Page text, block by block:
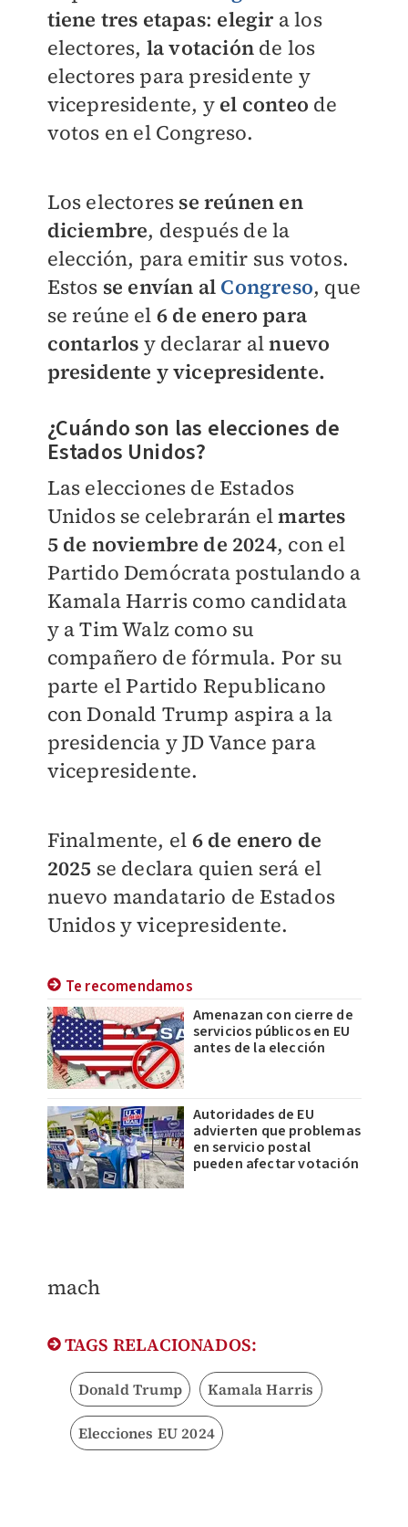
tiene tres etapas: elegira los
electores, la votaciónde los
electores para presidente y
vicepresidente, y el conteo de
votos en el Congreso.
Los electores se reúnen en
diciembre, después de la
elección, para emitir sus votos.
Estos se envían al Congreso, que
se reúne el 6 de enero para
contarlos y declarar alnuevo
presidente y vicepresidente.
¿Cuándo son las elecciones de
Estados Unidos?
Las elecciones de Estados
Unidos se celebrarán elmartes
5 de noviembre de 2024, con el
Partido Demócrata postulando a
Kamala Harris como candidata
y a Tim Walz como su
compañero de fórmula. Por su
parte el Partido Republicano
con Donald Trump aspira a la
presidencia y JD Vance para
vicepresidente.
Finalmente, el 6 de enero de
2025 se declara quien será el
nuevo mandatario de Estados
Unidos y vicepresidente.
Te recomendamos
Amenazan con cierre de
servicios públicos en EU
antes de la elección
Autoridades de EU
advierten que problemas
en servicio postal
pueden afectar votación
mach
TAGS RELACIONADOS:
Donald Trump Kamala Harris
Elecciones EU 2024